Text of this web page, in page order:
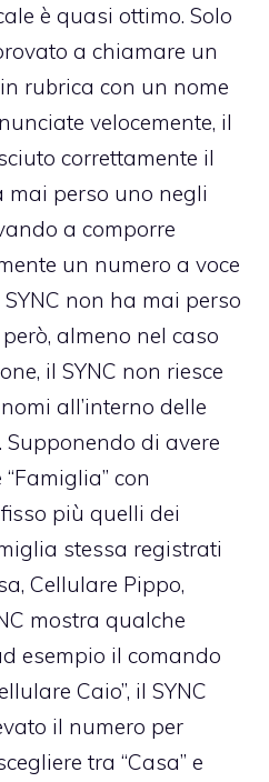
è quasi ottimo. Solo
a chiamare un
rubrica con un nome
velocemente, il
correttamente il
mai perso uno negli
a comporre
un numero a voce
non ha mai perso
almeno nel caso
il SYNC non riesce
all’interno delle
di avere
con
più quelli dei
stessa registrati
Cellulare Pippo,
mostra qualche
esempio il comando
Caio”, il SYNC
il numero per
tra “Casa” e